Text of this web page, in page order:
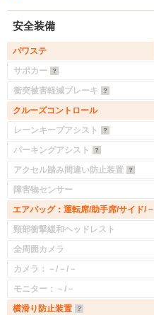
安全装備
パワステ
サポカー
衝突被害軽減ブレーキ
クルーズコントロール
レーンキープアシスト
パーキングアシスト
アクセル踏み間違い防止装置
障害物センサー
エアバッグ：運転席/助手席/サイド/－
頸部衝撃緩和ヘッドレスト
全周囲カメラ
カメラ：－/－/－
モニター：－/－
横滑り防止装置